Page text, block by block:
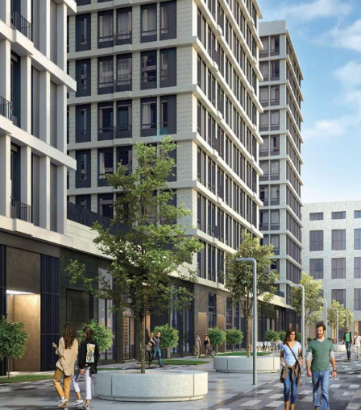
Продажа
Желаемый / подходящий вид деятельности
Не указано
Назначение
Не указано
Размер площади (м2)
3.8
Цена за помещение
1 155 670 руб.
О помещении